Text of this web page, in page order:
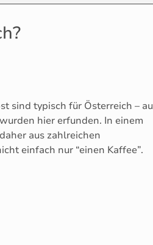
sind typisch für Österreich –
hier erfunden. In einem
aus zahlreichen
einfach nur “einen Kaffee”.